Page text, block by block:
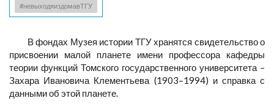
#невыходяиздомавТГУ
В фондах Музея истории ТГУ хранятся свидетельство о
присвоении малой планете имени профессора кафедры
теории функций Томского государственного университета –
Захара Ивановича Клементьева (1903–1994) и справка с
данными об этой планете.